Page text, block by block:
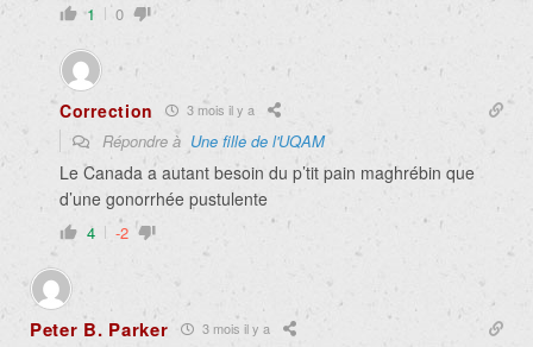
1 0
Correction 3 mois il y a
Répondre à Une fille de l'UQAM
Le Canada a autant besoin du p’tit pain maghrébin que
d’une gonorrhée pustulente
4 -2
Peter B. Parker 3 mois il y a